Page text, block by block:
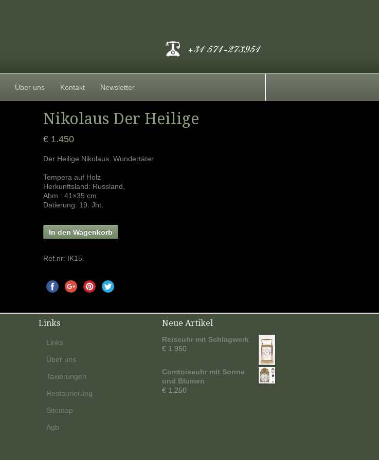
Über uns Kontakt Newsletter
Nikolaus Der Heilige
€ 1.450
Der Heilige Nikolaus, Wundertäter
Tempera auf Holz
Herkunftsland: Russland,
Abm.: 41×35 cm
Datierung: 19. Jht.
In den Wagenkorb
Ref.nr: IK15
Links
Links
Über uns
Taxierungen
Restaurierung
Sitemap
Agb
Neue Artikel
Reiseuhr mit Schlagwerk
€ 1.950
Comtoiseuhr mit Sonne
und Blumen
€ 1.250